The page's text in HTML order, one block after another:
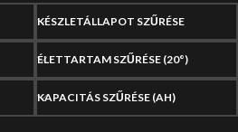
KÉSZLETÁLLAPOT SZŰRÉSE
ÉLETTARTAM SZŰRÉSE (20°)
KAPACITÁS SZŰRÉSE (AH)